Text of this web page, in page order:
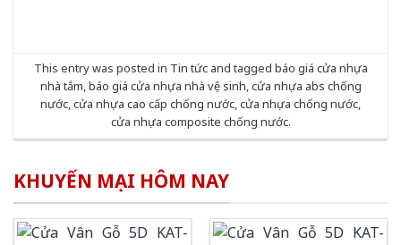
This entry was posted in Tin tứcand tagged báo giá cửa nhựa
nhà tắm,báo giá cửa nhựa nhà vệ sinh,cửa nhựa abs chống
nước,cửa nhựa cao cấp chống nước,cửa nhựa chống nước,
cửa nhựa composite chống nước.
KHUYẾN MẠI HÔM NAY